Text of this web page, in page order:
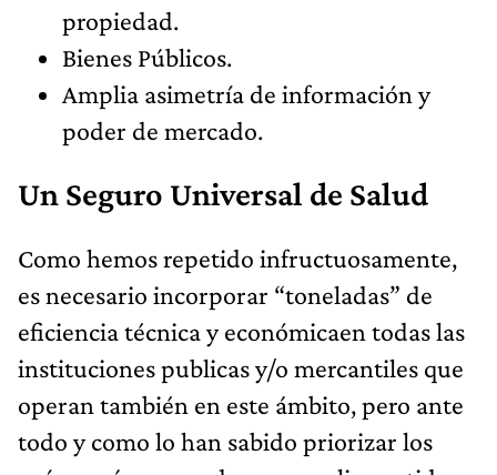
propiedad.
Bienes Públicos.
Amplia asimetría de información y
poder de mercado.
Un Seguro Universal de Salud
Como hemos repetido infructuosamente,
es necesario incorporar “toneladas” de
eficiencia técnica y económicaen todas las
instituciones publicas y/o mercantiles que
operan también en este ámbito, pero ante
todo y como lo han sabido priorizar los